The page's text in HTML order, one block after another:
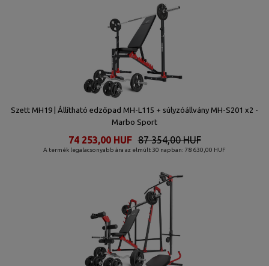
Szett MH19 | Állítható edzőpad MH-L115 + súlyzóállvány MH-S201 x2 -
Marbo Sport
A termék legalacsonyabb ára az elmúlt 30 napban: 78 630,00 HUF
87 354,00 HUF
74 253,00 HUF